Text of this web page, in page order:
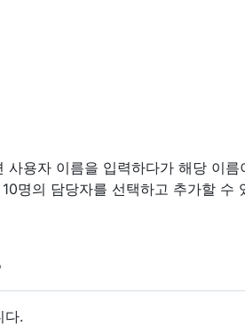
용자 이름을 입력하다가 해당 이름
명의 담당자를 선택하고 추가할 수
다.